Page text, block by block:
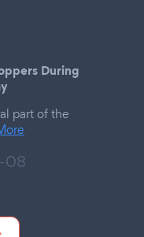
During
part of the
08